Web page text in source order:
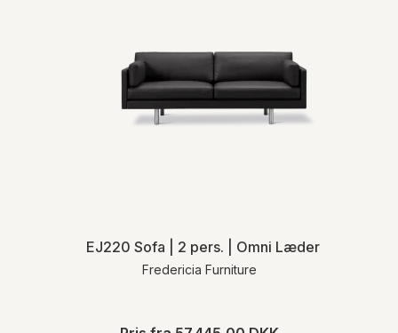
EJ220 Sofa | 2 pers. | Omni Læder
Fredericia Furniture